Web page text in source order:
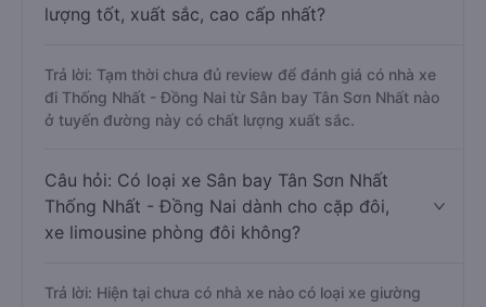
lượng tốt, xuất sắc, cao cấp nhất?
Trả lời: Tạm thời chưa đủ review để đánh giá có nhà xe
đi Thống Nhất - Đồng Nai từ Sân bay Tân Sơn Nhất nào
ở tuyến đường này có chất lượng xuất sắc.
Câu hỏi: Có loại xe Sân bay Tân Sơn Nhất
Thống Nhất - Đồng Nai dành cho cặp đôi,
xe limousine phòng đôi không?
Trả lời: Hiện tại chưa có nhà xe nào có loại xe giường